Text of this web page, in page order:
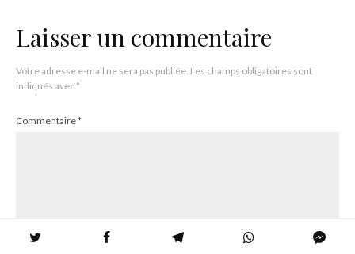
Laisser un commentaire
Votre adresse e-mail ne sera pas publiée. Les champs obligatoires sont
indiqués avec*
Commentaire*